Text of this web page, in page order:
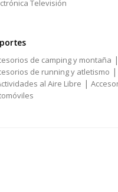
Televisión
de camping y montaña |
de running y atletismo |
al Aire Libre |